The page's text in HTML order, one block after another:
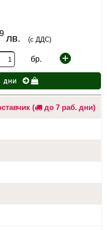
лв. (с ДДС)
бр.
дни
( до 7 раб. дни)